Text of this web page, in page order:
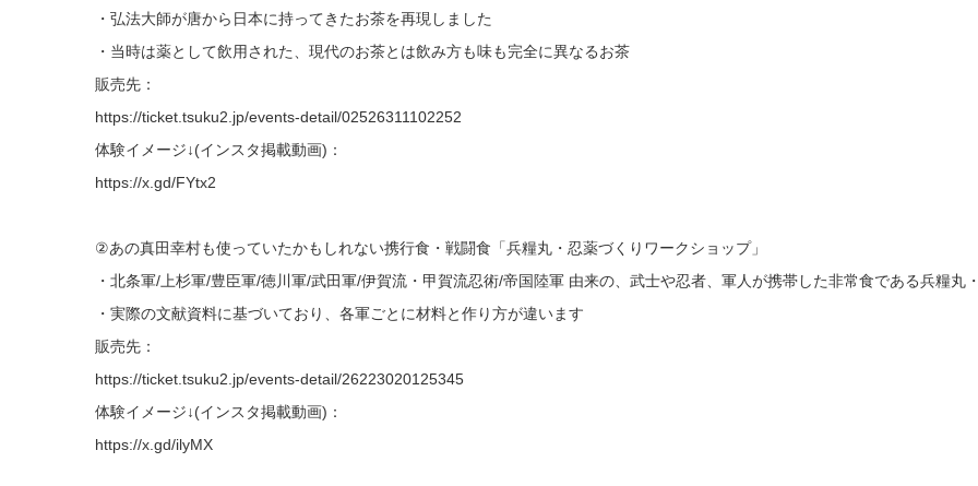
・弘法大師が唐から日本に持ってきたお茶を再現しました
・当時は薬として飲用された、現代のお茶とは飲み方も味も完全に異なるお茶
販売先：
https://ticket.tsuku2.jp/events-detail/02526311102252
体験イメージ↓(インスタ掲載動画)：
https://x.gd/FYtx2
②あの真田幸村も使っていたかもしれない携行食・戦闘食「兵糧丸・忍薬づくりワークショップ」
・北条軍/上杉軍/豊臣軍/徳川軍/武田軍/伊賀流・甲賀流忍術/帝国陸軍 由来の、武士や忍者、軍人が携帯した非常食である兵糧丸
・実際の文献資料に基づいており、各軍ごとに材料と作り方が違います
販売先：
https://ticket.tsuku2.jp/events-detail/26223020125345
体験イメージ↓(インスタ掲載動画)：
https://x.gd/ilyMX